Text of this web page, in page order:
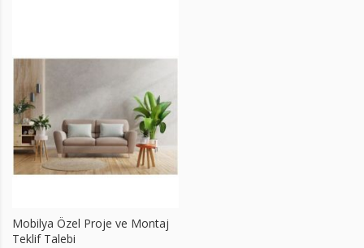
Mobilya Özel Proje ve Montaj
Teklif Talebi